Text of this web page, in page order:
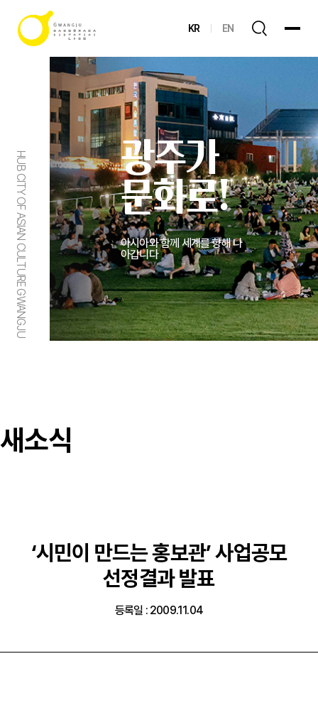
KR EN
HUB CITY OF ASIAN CULTURE GWANGJU
광주가
문화로!
아시아와 함께 세계를 향해 나
아갑니다
새소식
‘시민이 만드는 홍보관’ 사업공모
선정결과 발표
등록일 : 2009.11.04